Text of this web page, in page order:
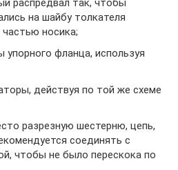
на шайбу толкателя
частью носика;
упорного фланца, используя
действуя по той же схеме
разрезную шестерню, цепь,
соединять с
чтобы не было перескока по